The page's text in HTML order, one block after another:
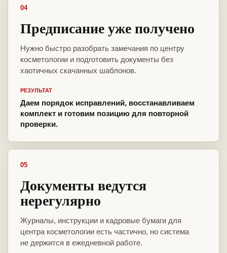
04
Предписание уже получено
Нужно быстро разобрать замечания по центру
косметологии и подготовить документы без
хаотичных скачанных шаблонов.
РЕЗУЛЬТАТ
Даем порядок исправлений, восстанавливаем
комплект и готовим позицию для повторной
проверки.
05
Документы ведутся
нерегулярно
Журналы, инструкции и кадровые бумаги для
центра косметологии есть частично, но система
не держится в ежедневной работе.